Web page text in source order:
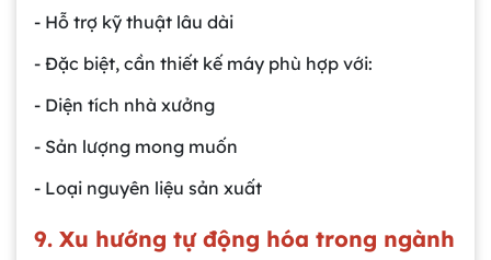
- Hỗ trợ kỹ thuật lâu dài
- Đặc biệt, cần thiết kế máy phù hợp với:
- Diện tích nhà xưởng
- Sản lượng mong muốn
- Loại nguyên liệu sản xuất
9. Xu hướng tự động hóa trong ngành